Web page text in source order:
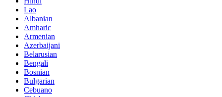
Lao
Albanian
Amharic
Armenian
Azerbaijani
Belarusian
Bengali
Bosnian
Bulgarian
Cebuano